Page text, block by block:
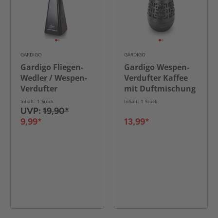
GARDIGO
Gardigo Fliegen-
Wedler / Wespen-
Verdufter
Inhalt: 1 Stück
UVP: 19,90*
9,99*
GARDIGO
Gardigo Wespen-
Verdufter Kaffee
mit Duftmischung
Inhalt: 1 Stück
13,99*